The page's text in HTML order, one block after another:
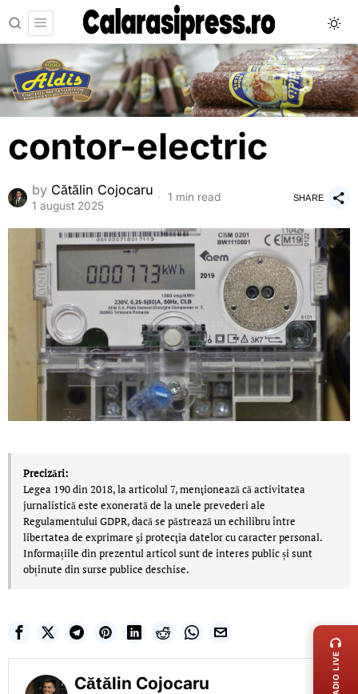
contor-electric
by Cătălin Cojocaru
1 august 2025
1 min read SHARE
Precizări:
Legea 190 din 2018, la articolul 7, menţionează că activitatea
jurnalistică este exonerată de la unele prevederi ale
Regulamentului GDPR, dacă se păstrează un echilibru între
libertatea de exprimare şi protecţia datelor cu caracter personal.
Informațiile din prezentul articol sunt de interes public și sunt
obținute din surse publice deschise.
Cătălin Cojocaru RADIO LIVE